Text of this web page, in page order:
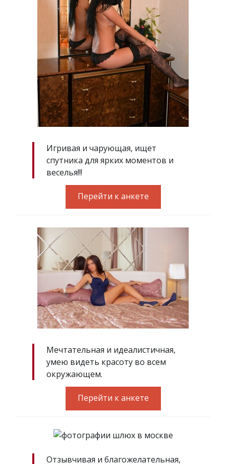
Игривая и чарующая, ищет
спутника для ярких моментов и
веселья!!!
Перейти к анкете
Мечтательная и идеалистичная,
умею видеть красоту во всем
окружающем.
Перейти к анкете
Отзывчивая и благожелательная,